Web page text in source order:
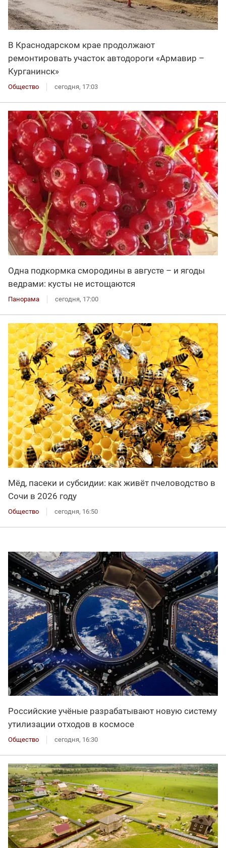
В Краснодарском крае продолжают
ремонтировать участок автодороги «Армавир –
Курганинск»
Общество сегодня, 17:03
Одна подкормка смородины в августе – и ягоды
ведрами: кусты не истощаются
Панорама сегодня, 17:00
Мёд, пасеки и субсидии: как живёт пчеловодство в
Сочи в 2026 году
Общество сегодня, 16:50
Российские учёные разрабатывают новую систему
утилизации отходов в космосе
Общество сегодня, 16:30